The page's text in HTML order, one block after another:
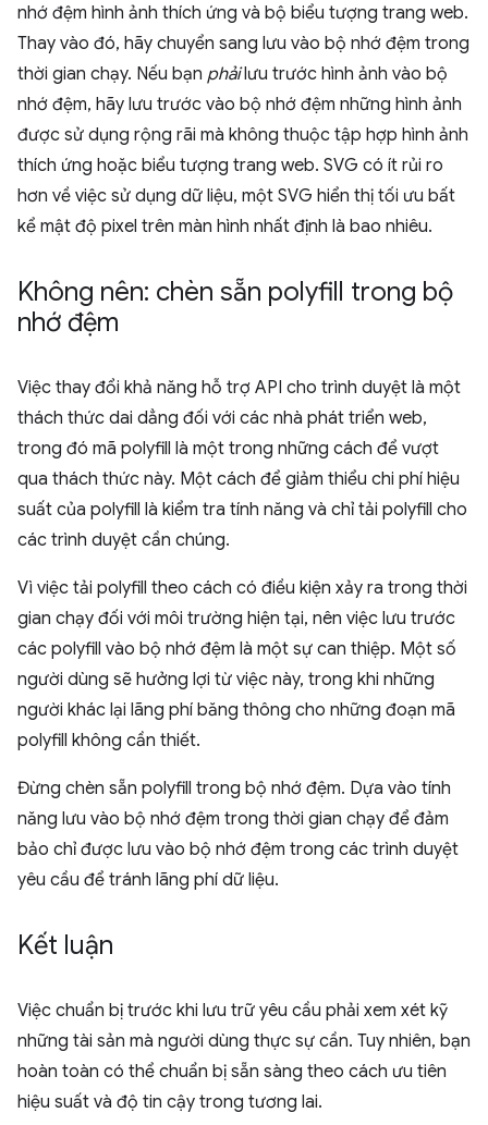
nhớ đệm hình ảnh thích ứng và bộ biểu tượng trang web.
Thay vào đó, hãy chuyển sang lưu vào bộ nhớ đệm trong
thời gian chạy. Nếu bạn phảilưu trước hình ảnh vào bộ
nhớ đệm, hãy lưu trước vào bộ nhớ đệm những hình ảnh
được sử dụng rộng rãi mà không thuộc tập hợp hình ảnh
thích ứng hoặc biểu tượng trang web. SVG có ít rủi ro
hơn về việc sử dụng dữ liệu, một SVG hiển thị tối ưu bất
kể mật độ pixel trên màn hình nhất định là bao nhiêu.
Không nên: chèn sẵn polyfill trong bộ
nhớ đệm
Việc thay đổi khả năng hỗ trợ API cho trình duyệt là một
thách thức dai dẳng đối với các nhà phát triển web,
trong đó mã polyfill là một trong những cách để vượt
qua thách thức này. Một cách để giảm thiểu chi phí hiệu
suất của polyfill là kiểm tra tính năng và chỉ tải polyfill cho
các trình duyệt cần chúng.
Vì việc tải polyfill theo cách có điều kiện xảy ra trong thời
gian chạy đối với môi trường hiện tại, nên việc lưu trước
các polyfill vào bộ nhớ đệm là một sự can thiệp. Một số
người dùng sẽ hưởng lợi từ việc này, trong khi những
người khác lại lãng phí băng thông cho những đoạn mã
polyfill không cần thiết.
Đừng chèn sẵn polyfill trong bộ nhớ đệm. Dựa vào tính
năng lưu vào bộ nhớ đệm trong thời gian chạy để đảm
bảo chỉ được lưu vào bộ nhớ đệm trong các trình duyệt
yêu cầu để tránh lãng phí dữ liệu.
Kết luận
Việc chuẩn bị trước khi lưu trữ yêu cầu phải xem xét kỹ
những tài sản mà người dùng thực sự cần. Tuy nhiên, bạn
hoàn toàn có thể chuẩn bị sẵn sàng theo cách ưu tiên
hiệu suất và độ tin cậy trong tương lai.